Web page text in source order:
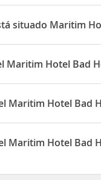
en Maritim
y
16,5 km de Distrito
situado Maritim
Bad Homburg
Maritim Hotel Bad
Hotel Bad Homburg
Maritim Hotel Bad
Hotel Bad Homburg
Maritim Hotel Bad